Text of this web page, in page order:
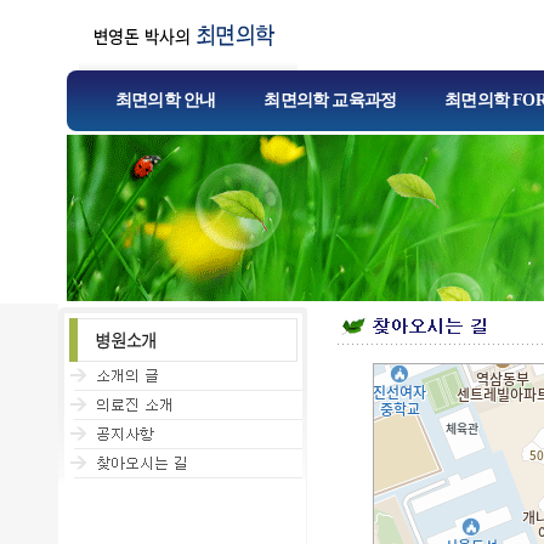
최면의학 안내 최면의학 교육과정 최면의학